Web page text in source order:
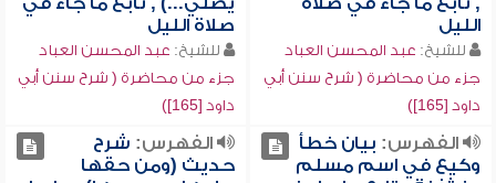
الليل
للشيخ: عبد المحسن العباد
جزء من محاضرة ( شرح سنن أبي
داود [165])
صلاة الليل
للشيخ: عبد المحسن العباد
جزء من محاضرة ( شرح سنن أبي
داود [165])
الفهرس: بيان خطأ
وكيع في اسم مسلم
الفهرس: شرح
حديث (ومن حقها